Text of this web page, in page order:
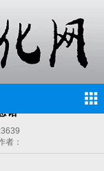
馆
3639
者：